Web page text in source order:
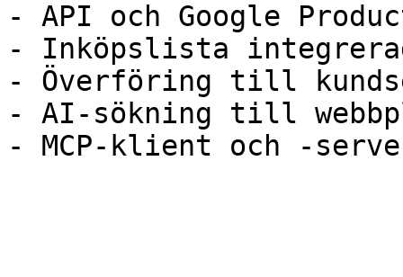
- API och Google
- Inköpslista
- Överföring till
- AI-sökning till
- MCP-klient och -